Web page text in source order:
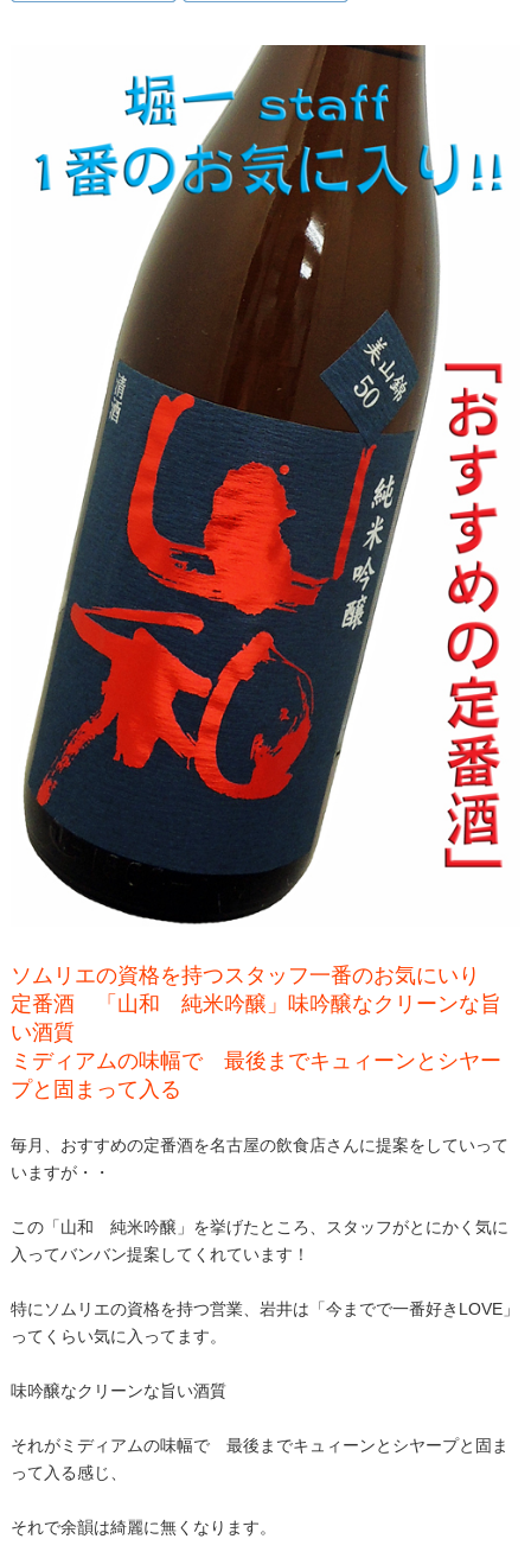
ソムリエの資格を持つスタッフ一番のお気にいり
定番酒 「山和 純米吟醸」味吟醸なクリーンな旨
い酒質
ミディアムの味幅で 最後までキュィーンとシヤー
プと固まって入る
毎月、おすすめの定番酒を名古屋の飲食店さんに提案をしていって
いますが・・
この「山和 純米吟醸」を挙げたところ、スタッフがとにかく気に
入ってバンバン提案してくれています！
特にソムリエの資格を持つ営業、岩井は「今までで一番好きLOVE」
ってくらい気に入ってます。
味吟醸なクリーンな旨い酒質
それがミディアムの味幅で 最後までキュィーンとシヤープと固ま
って入る感じ、
それで余韻は綺麗に無くなります。